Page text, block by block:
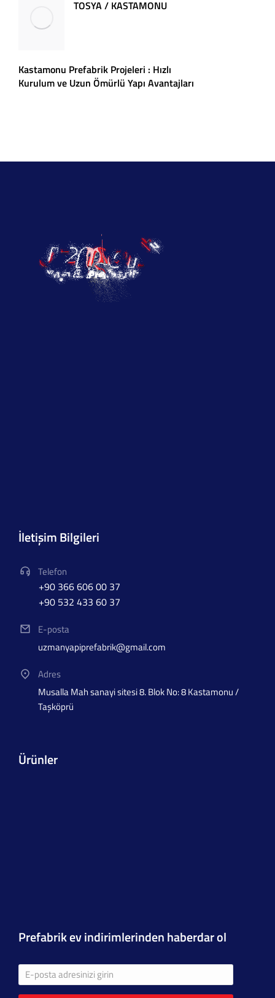
TOSYA / KASTAMONU
Kastamonu Prefabrik Projeleri : Hızlı
Kurulum ve Uzun Ömürlü Yapı Avantajları
İletişim Bilgileri
Telefon
+90 366 606 00 37
+90 532 433 60 37
E-posta
uzmanyapiprefabrik@gmail.com
Adres
Musalla Mah sanayi sitesi 8. Blok No: 8 Kastamonu /
Taşköprü
Ürünler
Prefabrik ev indirimlerinden haberdar ol